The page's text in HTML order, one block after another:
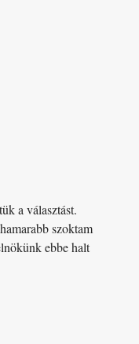
a választást.
szoktam
ebbe halt